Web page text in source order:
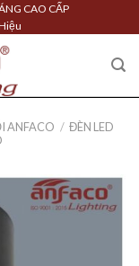
CAO CẤP
ANFACO / ĐÈN LED